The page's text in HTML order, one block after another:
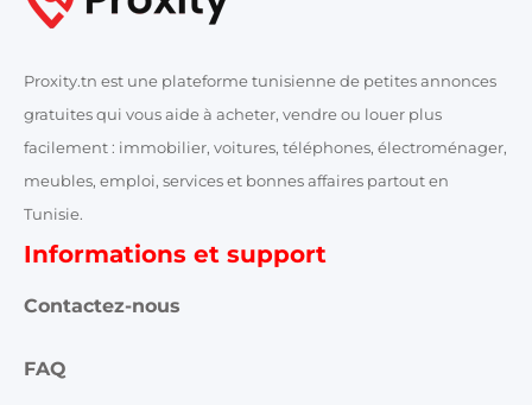
Proxity.tn est une plateforme tunisienne de petites annonces
gratuites qui vous aide à acheter, vendre ou louer plus
facilement : immobilier, voitures, téléphones, électroménager,
meubles, emploi, services et bonnes affaires partout en
Tunisie.
Informations et support
Contactez-nous
FAQ